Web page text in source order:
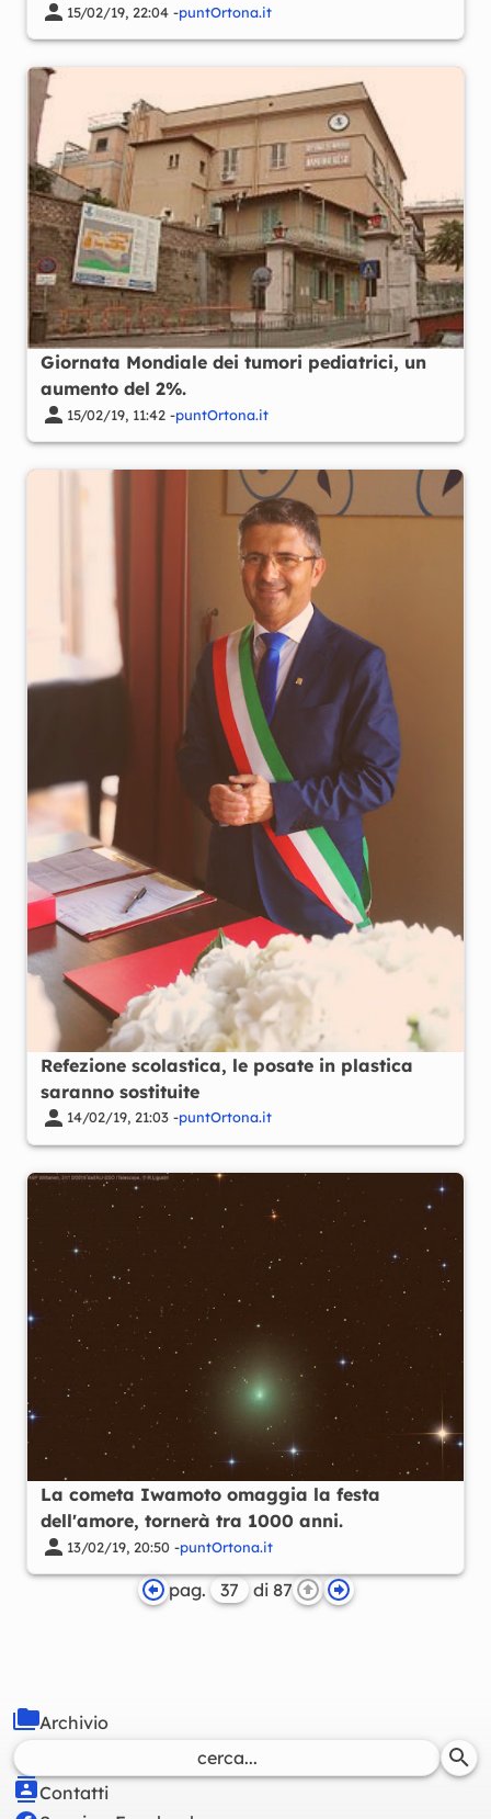
15/02/19, 22:04 -puntOrtona.it
Giornata Mondiale dei tumori pediatrici, un
aumento del 2%.
15/02/19, 11:42 -puntOrtona.it
Refezione scolastica, le posate in plastica
saranno sostituite
14/02/19, 21:03 -puntOrtona.it
La cometa Iwamoto omaggia la festa
dell'amore, tornerà tra 1000 anni.
13/02/19, 20:50 -puntOrtona.it
pag. di 87
Contatti
Archivio